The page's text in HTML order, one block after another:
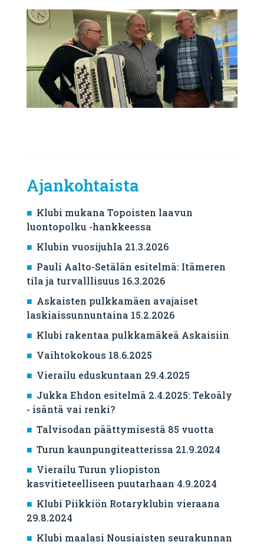
Ajankohtaista
Klubi mukana Topoisten laavun
luontopolku -hankkeessa
Klubin vuosijuhla 21.3.2026
Pauli Aalto-Setälän esitelmä: Itämeren
tila ja turvalllisuus 16.3.2026
Askaisten pulkkamäen avajaiset
laskiaissunnuntaina 15.2.2026
Klubi rakentaa pulkkamäkeä Askaisiin
Vaihtokokous 18.6.2025
Vierailu eduskuntaan 29.4.2025
Jukka Ehdon esitelmä 2.4.2025: Tekoäly
- isäntä vai renki?
Talvisodan päättymisestä 85 vuotta
Turun kaunpungiteatterissa 21.9.2024
Vierailu Turun yliopiston
kasvitieteelliseen puutarhaan 4.9.2024
Klubi Piikkiön Rotaryklubin vieraana
29.8.2024
Klubi maalasi Nousiaisten seurakunnan